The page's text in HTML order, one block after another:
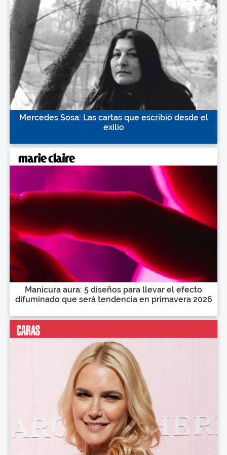
Mercedes Sosa: Las cartas que escribió desde el
exilio
Manicura aura: 5 diseños para llevar el efecto
difuminado que será tendencia en primavera 2026